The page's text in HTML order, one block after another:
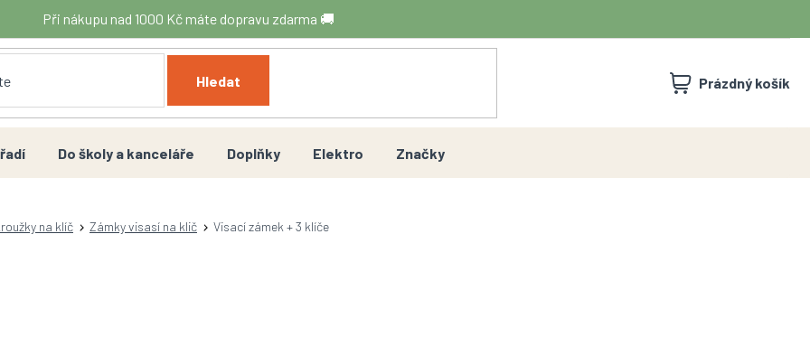
Při nákupu nad 1000 Kč máte dopravu zdarma 🚚
Hledat
NÁKUPNÍ
Prázdný košík
Do školy a kanceláře Doplňky Elektro Značky
na klíč Zámky visasí na klič Visací zámek + 3 klíče